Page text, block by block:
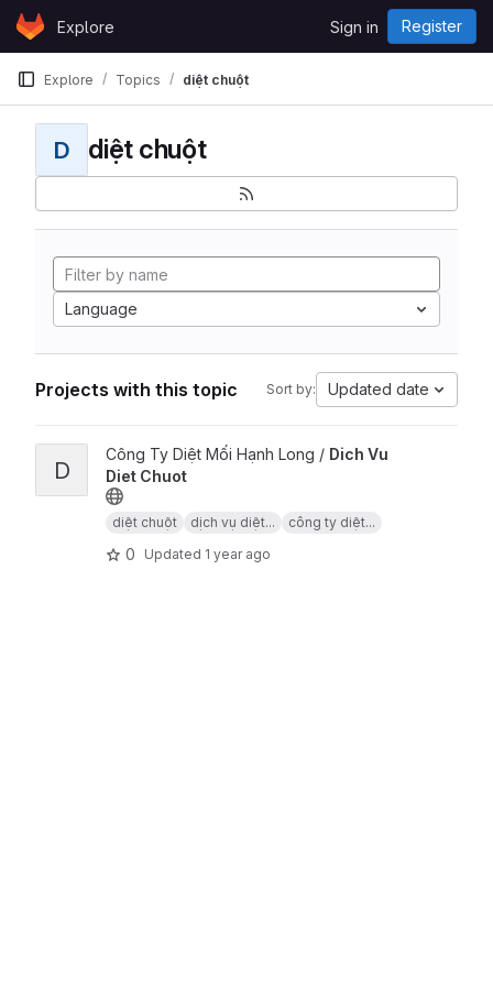
Skip to content
GitLabExplore Sign in Register
Explore Topics diệt chuột
D diệt chuột
Language
Projects with this topic Sort by: Updated date
View Dich Vu Diet Chuot project
D
Công Ty Diệt Mối Hạnh Long / Dich Vu
Diet Chuot
diệt chuột dịch vụ diệt... công ty diệt...
0 Updated 1 year ago